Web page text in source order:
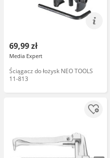
69,99 zł
Media Expert
Ściągacz do łożysk NEO TOOLS
11-813